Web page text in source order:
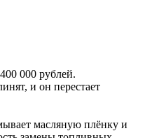
000 рублей.
и он перестает
масляную плёнку и